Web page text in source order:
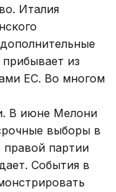
Италия
из
ЕС. Во многом
В июне Мелони
выборы в
правой партии
События в